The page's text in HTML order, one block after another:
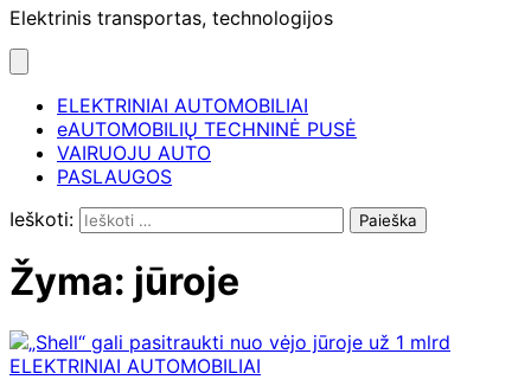
Elektrinis transportas, technologijos
ELEKTRINIAI AUTOMOBILIAI
eAUTOMOBILIŲ TECHNINĖ PUSĖ
VAIRUOJU AUTO
PASLAUGOS
Ieškoti:
Žyma: jūroje
ELEKTRINIAI AUTOMOBILIAI